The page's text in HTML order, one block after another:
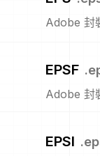
Adobe 封
EPSF .
Adobe 封
EPSI .